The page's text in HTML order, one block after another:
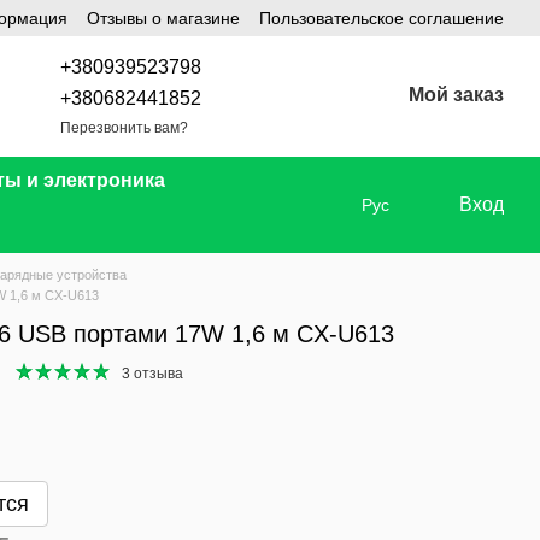
Отзывы о магазине Пользовательское соглашение
+380939523798
+380682441852
Перезвонить вам?
Мой заказ
и электроника
Рус Вход
устройства
1,6 м CX-U613
USB портами 17W 1,6 м CX-U613
3 отзыва